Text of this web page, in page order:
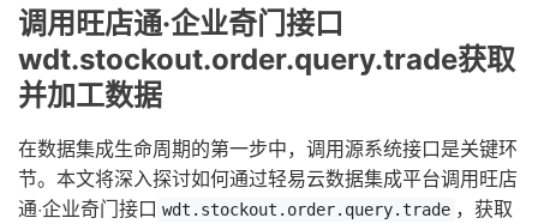
调用旺店通·企业奇门接口
wdt.stockout.order.query.trade获取
并加工数据
在数据集成生命周期的第一步中，调用源系统接口是关键环
节。本文将深入探讨如何通过轻易云数据集成平台调用旺店
通·企业奇门接口 wdt.stockout.order.query.trade ，获取